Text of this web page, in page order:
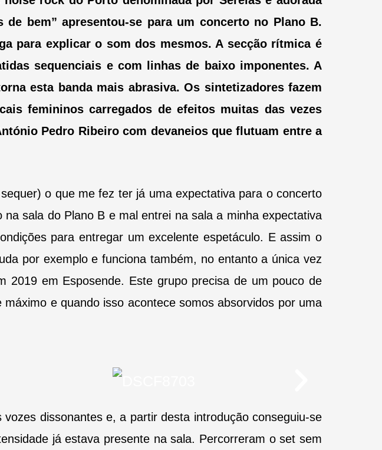
bem” apresentou-se para um concerto no Plano B.
para explicar o som dos mesmos. A secção rítmica é
sequenciais e com linhas de baixo imponentes. A
esta banda mais abrasiva. Os sintetizadores fazem
femininos carregados de efeitos muitas das vezes
Pedro Ribeiro com devaneios que flutuam entre a
o que me fez ter já uma expectativa para o concerto
sala do Plano B e mal entrei na sala a minha expectativa
para entregar um excelente espetáculo. E assim o
por exemplo e funciona também, no entanto a única vez
em Esposende. Este grupo precisa de um pouco de
e quando isso acontece somos absorvidos por uma
dissonantes e, a partir desta introdução conseguiu-se
já estava presente na sala. Percorreram o set sem